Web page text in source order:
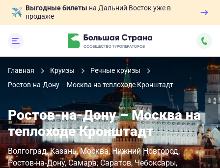
Выгодные билеты на Дальний Восток уже в
продаже
Главная Круизы
Речные круизы
Ростов-на-Дону – Москва на теплоходе Кронштадт
Ростов-на-Дону – Москва на
теплоходе Кронштадт
Волгоград Казань Москва Нижний Новгород
Ростов-на-Дону Самара Саратов Чебоксары